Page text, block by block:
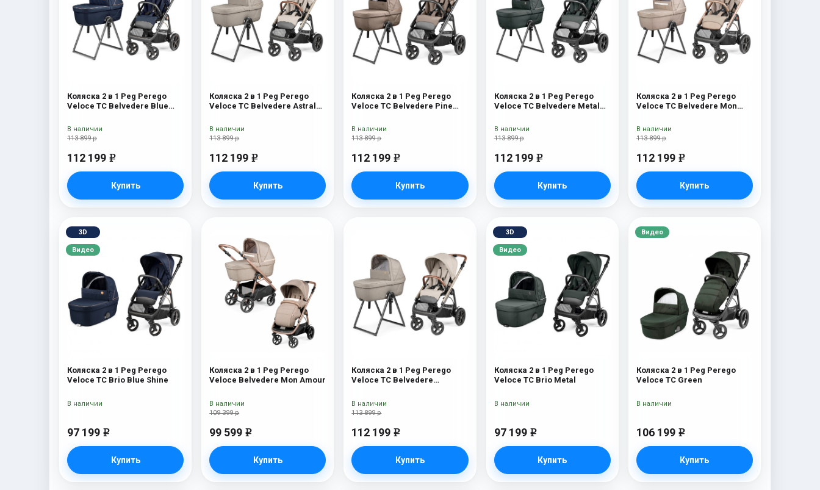
Коляска 2 в 1 Peg Perego
Veloce TC Belvedere Blue
113 899 р
112 199 e
Купить
В наличии
Коляска 2 в 1 Peg Perego
Veloce TC Belvedere Astral
113 899 р
112 199 e
Купить
В наличии
Коляска 2 в 1 Peg Perego
Veloce TC Belvedere Pine
113 899 р
112 199 e
Купить
В наличии
Коляска 2 в 1 Peg Perego
Veloce TC Belvedere Metal
113 899 р
112 199 e
Купить
В наличии
Коляска 2 в 1 Peg Perego
Veloce TC Belvedere Mon
113 899 р
112 199 e
Купить
В наличии
3D
Видео
Коляска 2 в 1 Peg Perego
Veloce TC Brio Blue Shine
97 199 e
Купить
В наличии
Коляска 2 в 1 Peg Perego
Veloce Belvedere Mon Amour
109 399 р
99 599 e
Купить
В наличии
Коляска 2 в 1 Peg Perego
Veloce TC Belvedere
113 899 р
112 199 e
Купить
В наличии
3D
Видео
Коляска 2 в 1 Peg Perego
Veloce TC Brio Metal
97 199 e
Купить
В наличии
Видео
Коляска 2 в 1 Peg Perego
Veloce TC Green
106 199 e
Купить
В наличии